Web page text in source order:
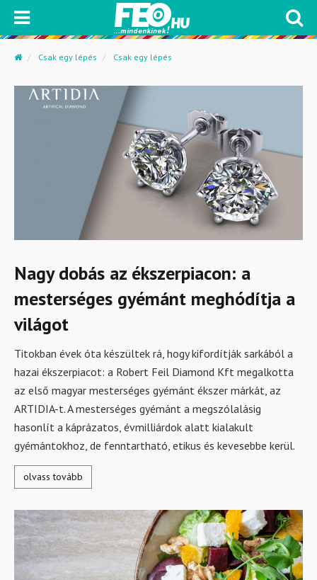
Csak egy lépés Csak egy lépés
Nagy dobás az ékszerpiacon: a
mesterséges gyémánt meghódítja a
világot
Titokban évek óta készültek rá, hogy kifordítják sarkából a
hazai ékszerpiacot: a Robert Feil Diamond Kft megalkotta
az első magyar mesterséges gyémánt ékszer márkát, az
ARTIDIA-t. A mesterséges gyémánt a megszólalásig
hasonlít a káprázatos, évmilliárdok alatt kialakult
gyémántokhoz, de fenntartható, etikus és kevesebbe kerül.
olvass tovább